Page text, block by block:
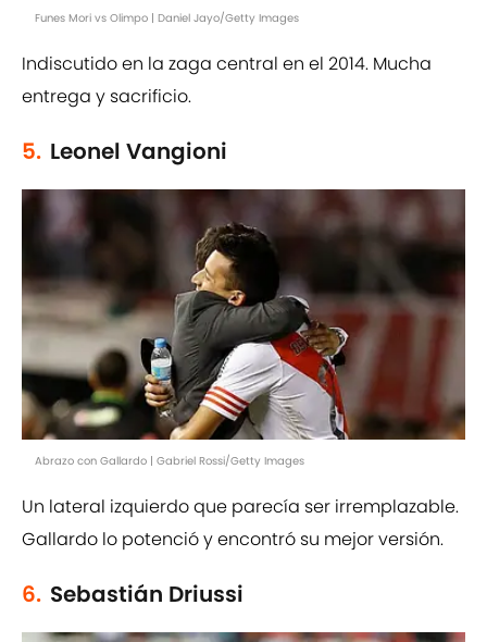
Funes Mori vs Olimpo | Daniel Jayo/Getty Images
Indiscutido en la zaga central en el 2014. Mucha
entrega y sacrificio.
5. Leonel Vangioni
Abrazo con Gallardo | Gabriel Rossi/Getty Images
Un lateral izquierdo que parecía ser irremplazable.
Gallardo lo potenció y encontró su mejor versión.
6. Sebastián Driussi